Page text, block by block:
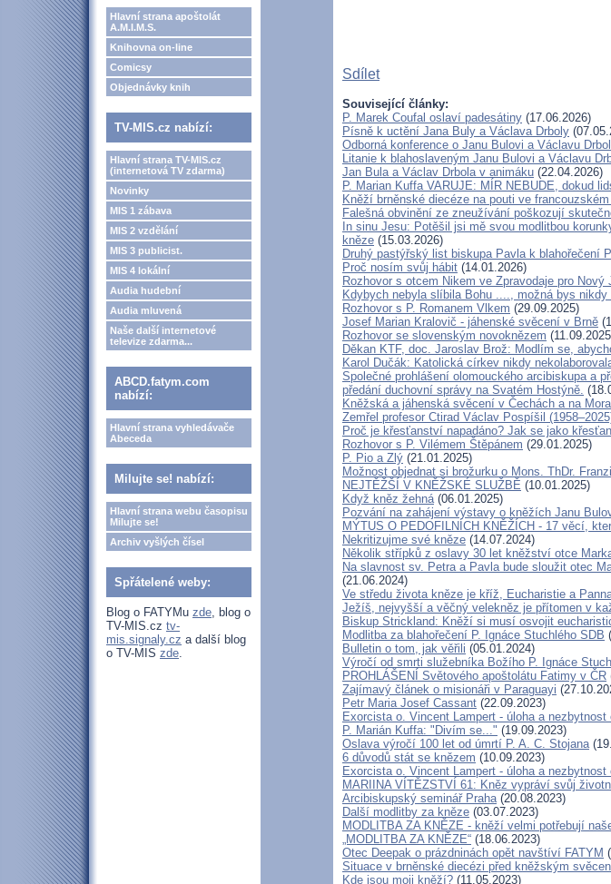
Hlavní strana apoštolát
A.M.I.M.S.
Knihovna on-line
Comicsy
Objednávky knih
TV-MIS.cz nabízí:
Hlavní strana TV-MIS.cz
(internetová TV zdarma)
Novinky
MIS 1 zábava
MIS 2 vzdělání
MIS 3 publicist.
MIS 4 lokální
Audia hudební
Audia mluvená
Naše další internetové
televize zdarma...
ABCD.fatym.com
nabízí:
Hlavní strana vyhledávače
Abeceda
Milujte se! nabízí:
Hlavní strana webu časopisu
Milujte se!
Archiv vyšlých čísel
Spřátelené weby:
Blog o FATYMu zde, blog o
TV-MIS.cz tv-
mis.signaly.cz a další blog
o TV-MIS zde.
Sdílet
Související články:
P. Marek Coufal oslaví padesátiny (17.06.2026)
Písně k uctění Jana Buly a Václava Drboly
Odborná konference o Janu Bulovi a Václavu
Litanie k blahoslaveným Janu Bulovi a Václavu
Jan Bula a Václav Drbola v animáku (22.04.2026)
P. Marian Kuffa VARUJE: MÍR NEBUDE, dokud
Kněží brněnské diecéze na pouti ve
Falešná obvinění ze zneužívání poškozují
In sinu Jesu: Potěšil jsi mě svou modlitbou
kněze (15.03.2026)
Druhý pastýřský list biskupa Pavla k blahořečení
Proč nosím svůj hábit (14.01.2026)
Rozhovor s otcem Nikem ve Zpravodaje pro Nový
Kdybych nebyla slíbila Bohu ...., možná bys
Rozhovor s P. Romanem Vlkem (29.09.2025)
Josef Marian Kralovič - jáhenské svěcení v Brně
Rozhovor se slovenským novoknězem
Děkan KTF, doc. Jaroslav Brož: Modlím se,
Karol Dučák: Katolická církev nikdy
Společné prohlášení olomouckého arcibiskupa a
předání duchovní správy na Svatém Hostýně.
Kněžská a jáhenská svěcení v Čechách a na
Zemřel profesor Ctirad Václav Pospíšil
Proč je křesťanství napadáno? Jak se jako
Rozhovor s P. Vilémem Štěpánem (29.01.2025)
P. Pio a Zlý (21.01.2025)
Možnost objednat si brožurku o Mons. ThDr.
NEJTĚŽŠÍ V KNĚŽSKÉ SLUŽBĚ (10.01.2025)
Když kněz žehná(06.01.2025)
Pozvání na zahájení výstavy o kněžích Janu
MÝTUS O PEDOFILNÍCH KNĚŽÍCH - 17 věcí,
Nekritizujme své kněze (14.07.2024)
Několik střípků z oslavy 30 let kněžství otce
Na slavnost sv. Petra a Pavla bude sloužit otec
(21.06.2024)
Ve středu života kněze je kříž, Eucharistie a
Ježíš, nejvyšší a věčný velekněz je přítomen v
Biskup Strickland: Kněží si musí osvojit
Modlitba za blahořečení P. Ignáce Stuchlého SDB
Bulletin o tom, jak věřili (05.01.2024)
Výročí od smrti služebníka Božího P. Ignáce
PROHLÁŠENÍ Světového apoštolátu Fatimy v ČR
Zajímavý článek o misionáři v Paraguayi
Petr Maria Josef Cassant (22.09.2023)
Exorcista o. Vincent Lampert - úloha a
P. Marián Kuffa: "Divím se..." (19.09.2023)
Oslava výročí 100 let od úmrtí P. A. C. Stojana
6 důvodů stát se knězem (10.09.2023)
Exorcista o. Vincent Lampert - úloha a
MARIINA VÍTĚZSTVÍ 61: Kněz vypráví svůj
Arcibiskupský seminář Praha(20.08.2023)
Další modlitby za kněze (03.07.2023)
MODLITBA ZA KNĚZE - kněží velmi potřebují
„MODLITBA ZA KNĚZE“ (18.06.2023)
Otec Deepak o prázdninách opět navštíví FATYM
Situace v brněnské diecézi před kněžským
Kde jsou moji kněží? (11.05.2023)